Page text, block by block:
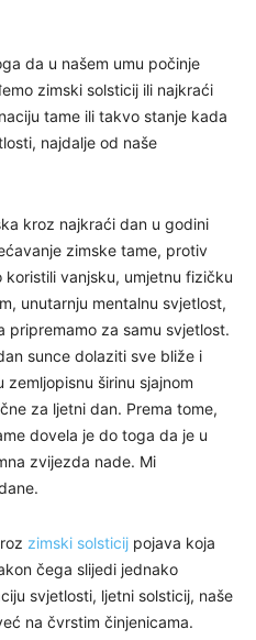
da u našem umu počinje
zimski solsticij ili najkraći
tame ili takvo stanje kada
najdalje od naše
kroz najkraći dan u godini
zimske tame, protiv
vanjsku, umjetnu fizičku
unutarnju mentalnu svjetlost,
pripremamo za samu svjetlost.
sunce dolaziti sve bliže i
širinu sjajnom
za ljetni dan. Prema tome,
dovela je do toga da je u
zvijezda nade. Mi
zimski solsticij pojava koja
čega slijedi jednako
svjetlosti, ljetni solsticij, naše
na čvrstim činjenicama.